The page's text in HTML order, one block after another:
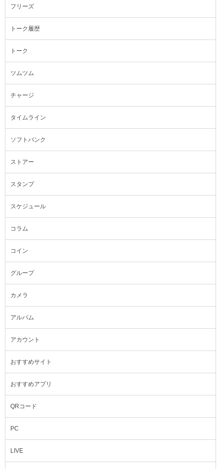
フリーズ
トーク履歴
トーク
ツムツム
チャージ
タイムライン
ソフトバンク
ストアー
スタンプ
スケジュール
コラム
コイン
グループ
カメラ
アルバム
アカウント
おすすめサイト
おすすめアプリ
QRコード
PC
LIVE